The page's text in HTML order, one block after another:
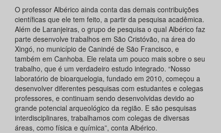
O professor Albérico ainda conta das demais contribuições
científicas que ele tem feito, a partir da pesquisa acadêmica.
Além de Laranjeiras, o grupo de pesquisa o qual Albérico faz
parte desenvolve trabalhos em São Cristóvão, na área do
Xingó, no município de Canindé de São Francisco, e
também em Canhoba. Ele relata um pouco mais sobre o seu
trabalho, que é um verdadeiro estudo integrado. “Nosso
laboratório de bioarquelogia, fundado em 2010, começou a
desenvolver diferentes pesquisas com estudantes e colegas
professores, e continuam sendo desenvolvidas devido ao
grande potencial arqueológico da região. E são pesquisas
interdisciplinares, trabalhamos com colegas de diversas
áreas, como física e química”, conta Albérico.